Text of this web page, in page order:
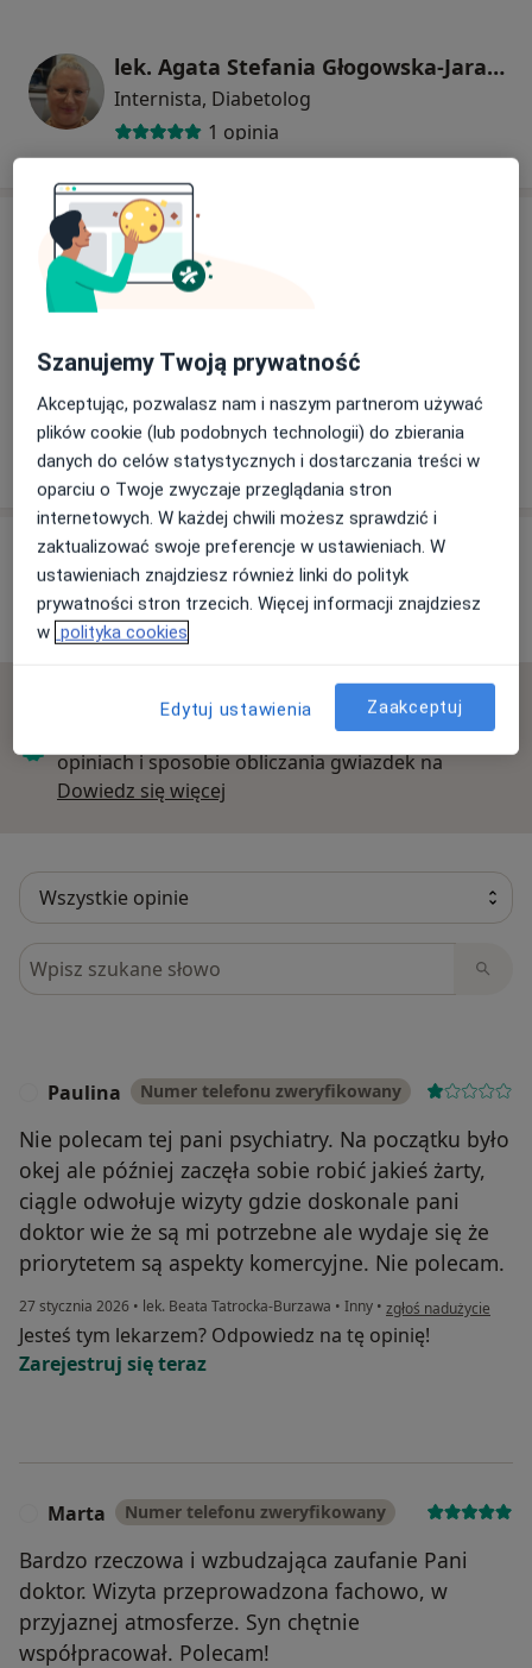
lek. Agata Stefania Głogowska-Jaraczewska
Internista, Diabetolog
1 opinia
Adres
Ośrodek Terapii i Psychoedukacji Kompas
Modrzejowska 27, 42-500 Będzin
Opinie o specjalistach (11)
11 opinii
Sprawdzamy wszystkie opinie. Moderujemy je
zgodnie z naszymi zasadami, dowiedz się więcej o
opiniach i sposobie obliczania gwiazdek na
Dowiedz się więcej
Szukaj w opiniach
Paulina Numer telefonu zweryfikowany
Nie polecam tej pani psychiatry. Na początku było
okej ale później zaczęła sobie robić jakieś żarty,
ciągle odwołuje wizyty gdzie doskonale pani
doktor wie że są mi potrzebne ale wydaje się że
priorytetem są aspekty komercyjne. Nie polecam.
27 stycznia 2026 • lek. Beata Tatrocka-Burzawa • Inny • w opinii użytkownika
zgłoś nadużycie
Jesteś tym lekarzem? Odpowiedz na tę opinię!
Zarejestruj się teraz
Marta Numer telefonu zweryfikowany
Bardzo rzeczowa i wzbudzająca zaufanie Pani
doktor. Wizyta przeprowadzona fachowo, w
przyjaznej atmosferze. Syn chętnie
współpracował. Polecam!
Szanujemy Twoją prywatność
Akceptując, pozwalasz nam i naszym partnerom używać
plików cookie (lub podobnych technologii) do zbierania
danych do celów statystycznych i dostarczania treści w
oparciu o Twoje zwyczaje przeglądania stron
internetowych. W każdej chwili możesz sprawdzić i
zaktualizować swoje preferencje w ustawieniach. W
ustawieniach znajdziesz również linki do polityk
prywatności stron trzecich. Więcej informacji znajdziesz
w polityka cookies
Edytuj ustawienia Zaakceptuj